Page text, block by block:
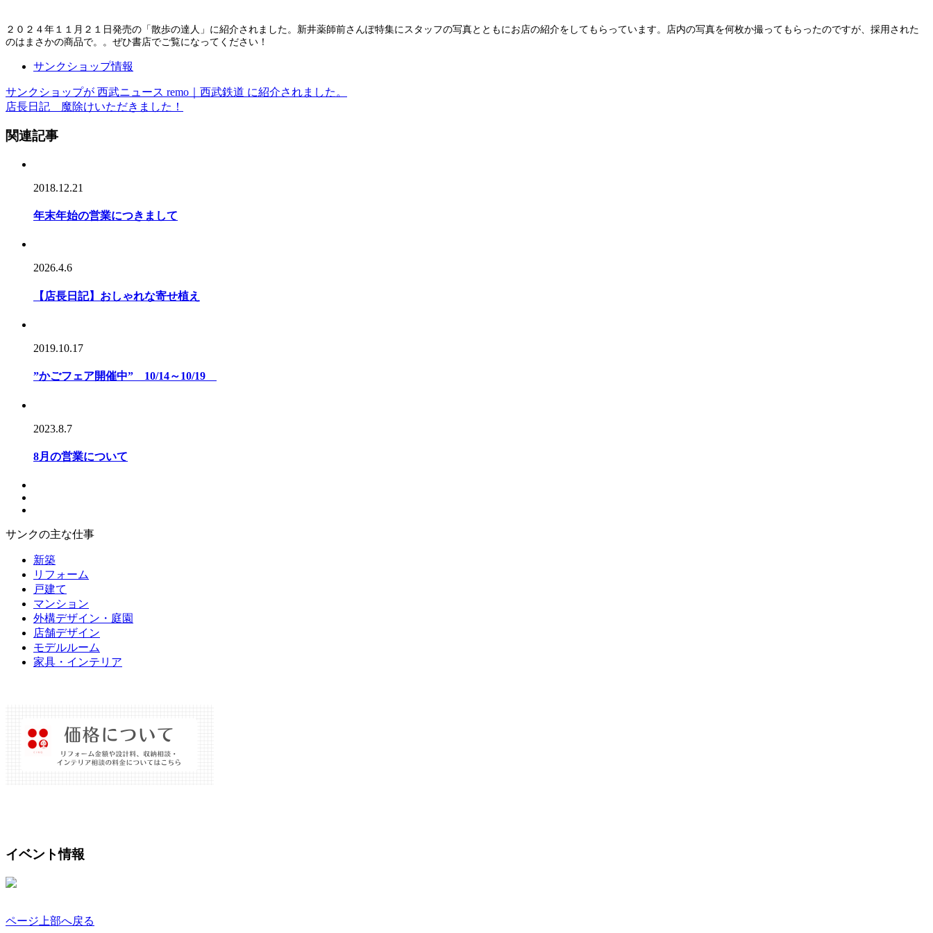
２０２４年１１月２１日発売の「散歩の達人」に紹介されました。新井薬師前さんぽ特集にスタッフの写真とともにお店の紹介をしてもらっています。店内の写真を何枚か撮ってもらったのですが、採用された
のはまさかの商品で。。ぜひ書店でご覧になってください！
サンクショップ情報
サンクショップが 西武ニュース remo｜西武鉄道 に紹介されました。
店長日記 魔除けいただきました！
関連記事
2018.12.21
年末年始の営業につきまして
2026.4.6
【店長日記】おしゃれな寄せ植え
2019.10.17
”かごフェア開催中” 10/14～10/19
2023.8.7
8月の営業について
サンクの主な仕事
新築
リフォーム
戸建て
マンション
外構デザイン・庭園
店舗デザイン
モデルルーム
家具・インテリア
イベント情報
ページ上部へ戻る